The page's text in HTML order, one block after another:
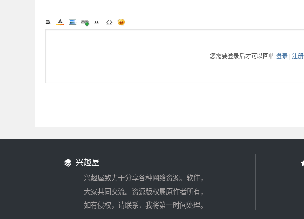
您需要登录后才可以回帖 登录 注册
兴趣屋
兴趣屋致力于分享各种网络资源、软件，
大家共同交流。资源版权属原作者所有，
如有侵权，请联系，我将第一时间处理。